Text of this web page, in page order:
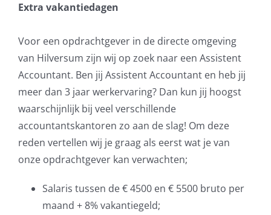
Extra vakantiedagen
Voor een opdrachtgever in de directe omgeving
van Hilversum zijn wij op zoek naar een Assistent
Accountant. Ben jij Assistent Accountant en heb jij
meer dan 3 jaar werkervaring? Dan kun jij hoogst
waarschijnlijk bij veel verschillende
accountantskantoren zo aan de slag! Om deze
reden vertellen wij je graag als eerst wat je van
onze opdrachtgever kan verwachten;
Salaris tussen de € 4500 en € 5500 bruto per
maand + 8% vakantiegeld;